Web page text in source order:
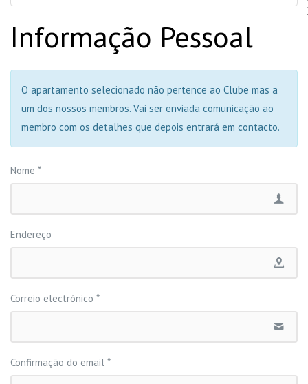
Informação Pessoal
O apartamento selecionado não pertence ao Clube mas a
um dos nossos membros. Vai ser enviada comunicação ao
membro com os detalhes que depois entrará em contacto.
Nome *
Endereço
Correio electrónico *
Confirmação do email *